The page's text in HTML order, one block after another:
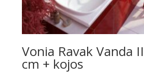
Vonia Ravak Vanda
cm + kojos